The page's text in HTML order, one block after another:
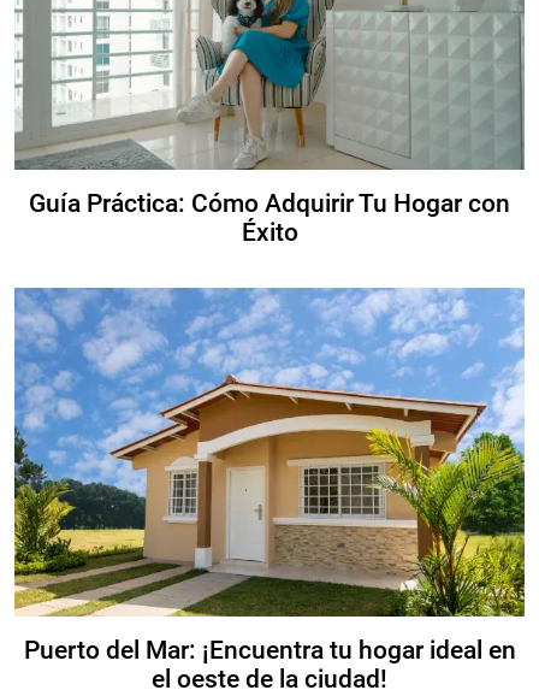
Guía Práctica: Cómo Adquirir Tu Hogar con
Éxito
Puerto del Mar: ¡Encuentra tu hogar ideal en
el oeste de la ciudad!